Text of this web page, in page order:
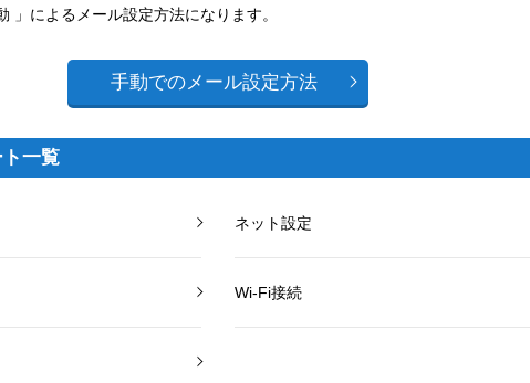
」によるメール設定方法になります。
手動でのメール設定方法
一覧
ネット設定
Wi-Fi接続